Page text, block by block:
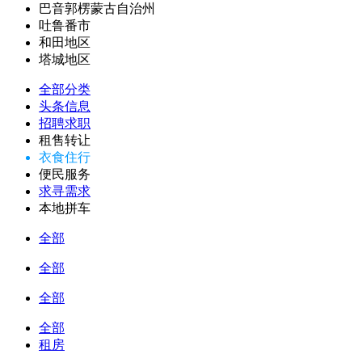
巴音郭楞蒙古自治州
吐鲁番市
和田地区
塔城地区
全部分类
头条信息
招聘求职
租售转让
衣食住行
便民服务
求寻需求
本地拼车
全部
全部
全部
全部
租房